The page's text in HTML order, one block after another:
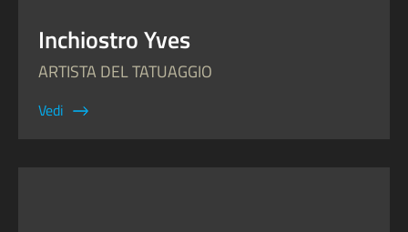
Inchiostro Yves
ARTISTA DEL TATUAGGIO
Vedi